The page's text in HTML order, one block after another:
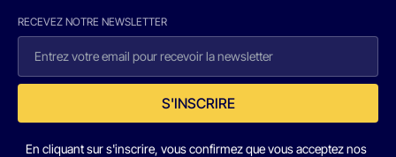
RECEVEZ NOTRE NEWSLETTER
S'INSCRIRE
En cliquant sur s'inscrire, vous confirmez que vous acceptez nos